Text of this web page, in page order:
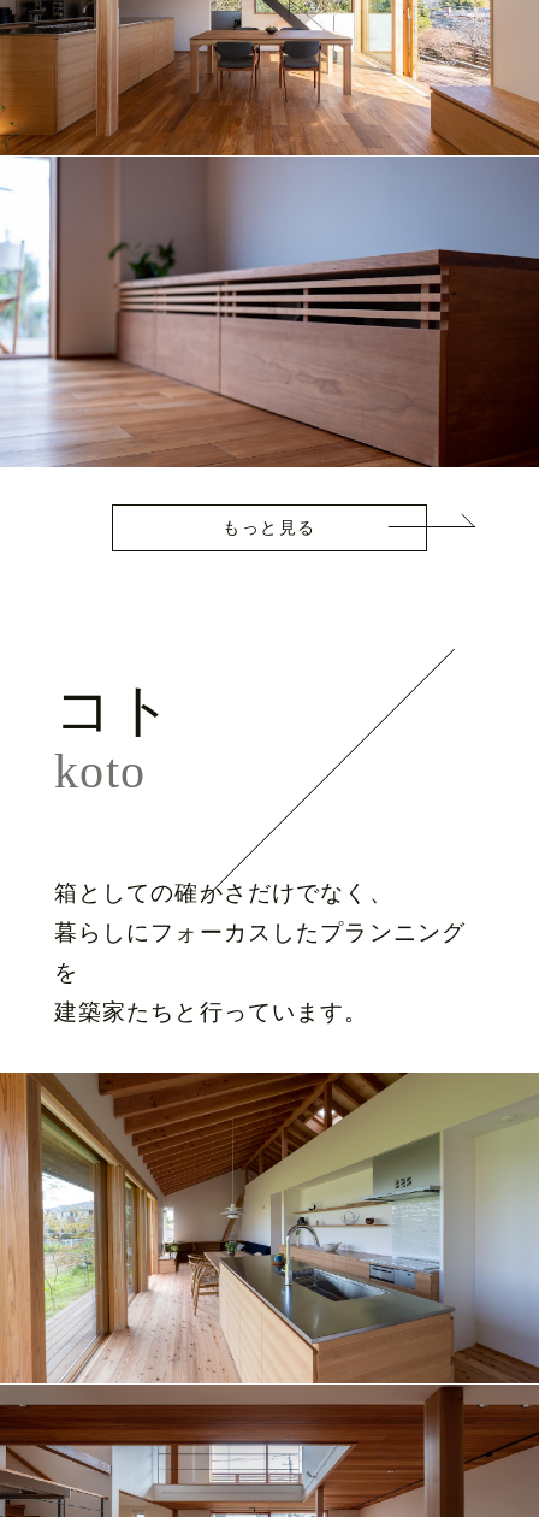
もっと見る
コト
koto
箱としての確かさだけでなく、
暮らしにフォーカスしたプランニング
を
建築家たちと行っています。